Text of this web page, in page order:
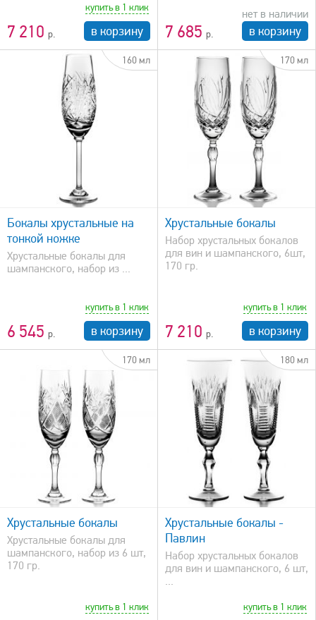
7 210
купить в 1 клик
в корзину 7 685
нет в наличии
в корзину
160 мл
Бокалы хрустальные на
тонкой ножке
Xрустальные бокалы для
шампанского, набор из ...
6 545
купить в 1 клик
в корзину
170 мл
быстрый просмотр
Хрустальные бокалы
Набор хрустальных бокалов
для вин и шампанского, 6шт,
170 гр.
7 210
купить в 1 клик
в корзину
170 мл
Хрустальные бокалы
Хрустальные бокалы для
шампанского, набор из 6 шт,
170 гр.
купить в 1 клик
180 мл
быстрый просмотр
Хрустальные бокалы -
Павлин
Набор хрустальных бокалов
для вин и шампанского, 6 шт,
...
купить в 1 клик